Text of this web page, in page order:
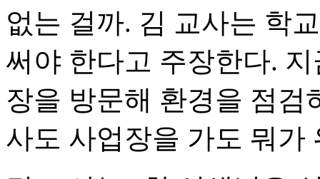
없는 걸까. 김 교사는 학
써야 한다고 주장한다.
장을 방문해 환경을 점검
사도 사업장을 가도 뭐가